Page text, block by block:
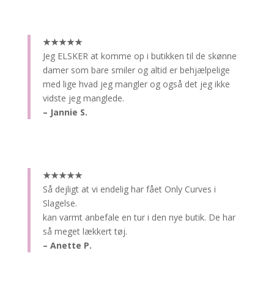
★★★★★
Jeg ELSKER at komme op i butikken til de skønne
damer som bare smiler og altid er behjælpelige
med lige hvad jeg mangler og også det jeg ikke
vidste jeg manglede.
– Jannie S.
★★★★★
Så dejligt at vi endelig har fået Only Curves i
Slagelse.
kan varmt anbefale en tur i den nye butik. De har
så meget lækkert tøj.
– Anette P.